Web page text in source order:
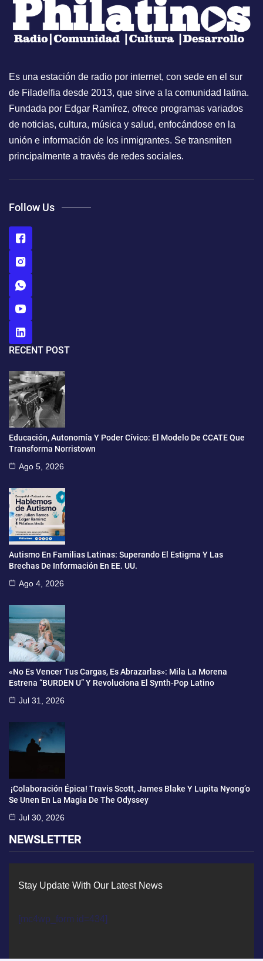
Es una estación de radio por internet, con sede en el sur
de Filadelfia desde 2013, que sirve a la comunidad latina.
Fundada por Edgar Ramírez, ofrece programas variados
de noticias, cultura, música y salud, enfocándose en la
unión e información de los inmigrantes. Se transmiten
principalmente a través de redes sociales.
Follow Us
RECENT POST
Educación, Autonomía Y Poder Cívico: El Modelo De CCATE Que
Transforma Norristown
Ago 5, 2026
Autismo En Familias Latinas: Superando El Estigma Y Las
Brechas De Información En EE. UU.
Ago 4, 2026
«No Es Vencer Tus Cargas, Es Abrazarlas»: Mila La Morena
Estrena “BURDEN U” Y Revoluciona El Synth-Pop Latino
Jul 31, 2026
¡Colaboración Épica! Travis Scott, James Blake Y Lupita Nyong’o
Se Unen En La Magia De The Odyssey
Jul 30, 2026
NEWSLETTER
Stay Update With Our Latest News
[mc4wp_form id=434]